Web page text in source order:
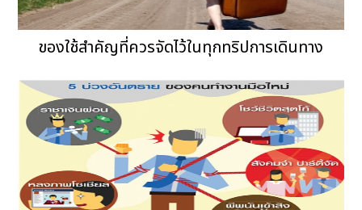
ของใช้สำคัญที่ควรจัดไว้ในทุกทริปการเดินทาง